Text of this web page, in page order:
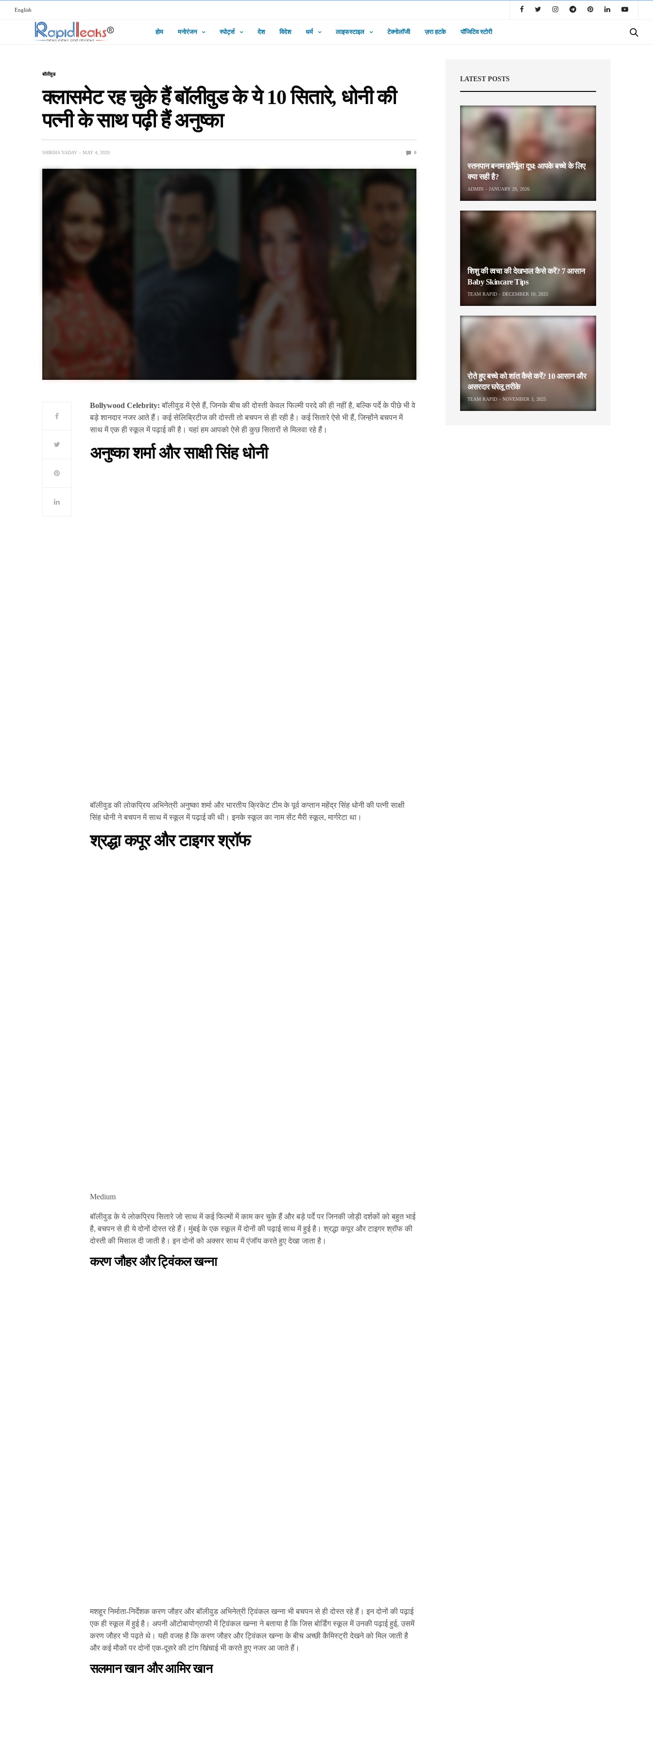
English
होम मनोरंजन स्पोर्ट्स देश विदेश धर्म लाइफस्टाइल टेक्नोलॉजी ज़रा हटके पॉजिटिव स्टोरी
बॉलीवुड
क्लासमेट रह चुके हैं बॉलीवुड के ये 10 सितारे, धोनी की
पत्नी के साथ पढ़ी हैं अनुष्का
SHIKHA YADAV MAY 4, 2020 0
Bollywood Celebrity: बॉलीवुड में ऐसे हैं, जिनके बीच की दोस्ती केवल फिल्मी परदे की ही नहीं है, बल्कि पर्दे के पीछे भी वे
बड़े शानदार नजर आते हैं। कई सेलिब्रिटीज की दोस्ती तो बचपन से ही रही है। कई सितारे ऐसे भी हैं, जिन्होंने बचपन में
साथ में एक ही स्कूल में पढ़ाई की है। यहां हम आपको ऐसे ही कुछ सितारों से मिलवा रहे हैं।
अनुष्का शर्मा और साक्षी सिंह धोनी
बॉलीवुड की लोकप्रिय अभिनेत्री अनुष्का शर्मा और भारतीय क्रिकेट टीम के पूर्व कप्तान महेंद्र सिंह धोनी की पत्नी साक्षी
सिंह धोनी ने बचपन में साथ में स्कूल में पढ़ाई की थी। इनके स्कूल का नाम सेंट मैरी स्कूल, मार्गरेटा था।
श्रद्धा कपूर और टाइगर श्रॉफ
Medium
बॉलीवुड के ये लोकप्रिय सितारे जो साथ में कई फिल्मों में काम कर चुके हैं और बड़े पर्दे पर जिनकी जोड़ी दर्शकों को बहुत भाई
है, बचपन से ही ये दोनों दोस्त रहे हैं। मुंबई के एक स्कूल में दोनों की पढ़ाई साथ में हुई है। श्रद्धा कपूर और टाइगर श्रॉफ की
दोस्ती की मिसाल दी जाती है। इन दोनों को अक्सर साथ में एंजॉय करते हुए देखा जाता है।
करण जौहर और ट्विंकल खन्ना
मशहूर निर्माता-निर्देशक करण जौहर और बॉलीवुड अभिनेत्री ट्विंकल खन्ना भी बचपन से ही दोस्त रहे हैं। इन दोनों की पढ़ाई
एक ही स्कूल में हुई है। अपनी ऑटोबायोग्राफी में ट्विंकल खन्ना ने बताया है कि जिस बोर्डिंग स्कूल में उनकी पढ़ाई हुई, उसमें
करण जौहर भी पढ़ते थे। यही वजह है कि करण जौहर और ट्विंकल खन्ना के बीच अच्छी कैमिस्ट्री देखने को मिल जाती है
और कई मौकों पर दोनों एक-दूसरे की टांग खिंचाई भी करते हुए नजर आ जाते हैं।
सलमान खान और आमिर खान
LATEST POSTS
स्तनपान बनाम फ़ॉर्मूला दूध: आपके बच्चे के लिए
क्या सही है?
ADMIN JANUARY 29, 2026
शिशु की त्वचा की देखभाल कैसे करें? 7 आसान
Baby Skincare Tips
TEAM RAPID DECEMBER 10, 2025
रोते हुए बच्चे को शांत कैसे करें? 10 आसान और
असरदार घरेलू तरीके
TEAM RAPID NOVEMBER 3, 2025